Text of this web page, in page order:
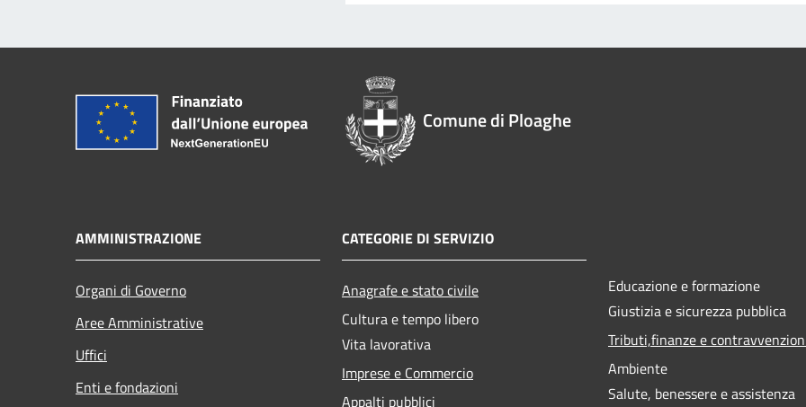
Comune di Ploaghe
AMMINISTRAZIONE
Organi di Governo
Aree Amministrative
Uffici
Enti e fondazioni
CATEGORIE DI SERVIZIO
Anagrafe e stato civile
Cultura e tempo libero
Vita lavorativa
Imprese e Commercio
Appalti pubblici
Educazione e formazione
Giustizia e sicurezza pubblica
Tributi,finanze e
Ambiente
Salute, benessere e assistenza